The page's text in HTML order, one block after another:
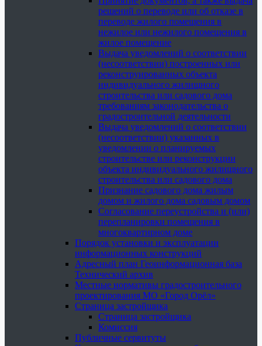
решений о переводе или об отказе в
переводе жилого помещения в
нежилое или нежилого помещения в
жилое помещение
Выдача уведомлений о соответствии
(несоответствии) построенных или
реконструированных объекта
индивидуального жилищного
строительства или садового дома
требованиям законодательства о
градостроительной деятельности
Выдача уведомлений о соответствии
(несоответствии) указанных в
уведомлении о планируемых
строительстве или реконструкции
объекта индивидуального жилищного
строительства или садового дома
Признание садового дома жилым
домом и жилого дома садовым домом
Согласование переустройства и (или)
перепланировки помещения в
многоквартирном доме
Порядок установки и эксплуатации
информационных конструкций
Адресный план Геоинформационная база
Технический архив
Местные нормативы градостроительного
проектирования МО «Город Орёл»
Страница застройщика
Страница застройщика
Комиссия
Публичные сервитуты